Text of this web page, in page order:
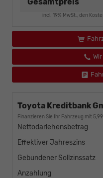
incl. 19% MwSt., den
Toyota Kreditbank
Finanzieren Sie Ihr Fahrzeug mit
Nettodarlehensbetrag
Effektiver Jahreszins
Gebundener Sollzinssatz
Anzahlung